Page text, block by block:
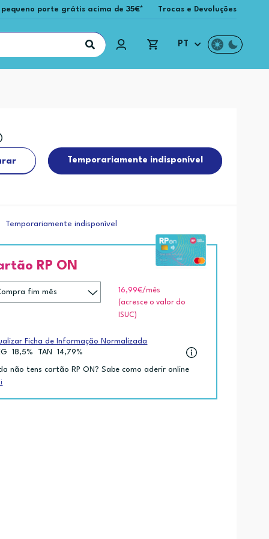
porte grátis acima de 35€* Trocas e Devoluções
PT
Temporariamente indisponível
Temporariamente indisponível
RP ON
16,99€/mês
(acresce o valor do
ISUC)
Ficha de Informação Normalizada
18,5% TAN 14,79%
não tens cartão RP ON? Sabe como aderir online